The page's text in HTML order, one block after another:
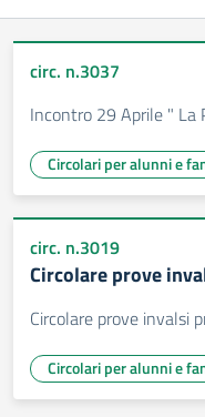
circ. n.3037
Incontro 29 Aprile " La
Circolari per alunni e
circ. n.3019
Circolare prove
Circolare prove invalsi
Circolari per alunni e